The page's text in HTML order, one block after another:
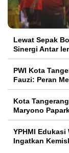
Lewat Sepak
Sinergi Antar
PWI Kota
Fauzi: Peran
Kota
Maryono
YPHMI
Ingatkan